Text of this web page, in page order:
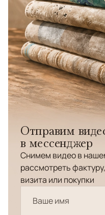
Отправим
в мессенджер
Снимем видео в
рассмотреть
визита или покупки